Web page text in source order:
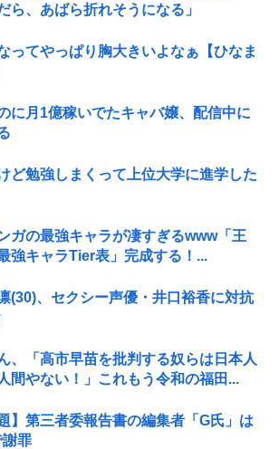
ら、あばら折れそうになる」
ってやっぱり胸大きいよなぁ【ひなま
に月1億稼いでたキャバ嬢、配信中に
ど勉強しまくって上位大学に進学した
ガの最強キャラが凄すぎるwww「王
強キャラTier表」完成する！...
(30)、セクシー声優・井口裕香に対抗
、「高市早苗を批判する奴らは日本人
間やない！」これもう令和の福田...
】第三者委報告書の編集者「G氏」は
謝罪